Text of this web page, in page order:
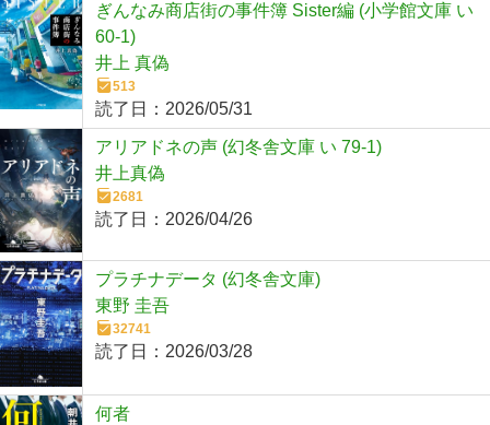
ぎんなみ商店街の事件簿 Sister編 (小学館文庫 い
60-1)
井上 真偽
513
読了日： 2026/05/31
アリアドネの声 (幻冬舎文庫 い 79-1)
井上真偽
2681
読了日： 2026/04/26
プラチナデータ (幻冬舎文庫)
東野 圭吾
32741
読了日： 2026/03/28
何者